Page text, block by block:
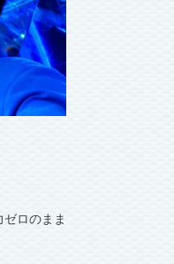
ロのまま